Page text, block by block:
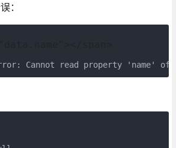
：
Cannot read property 'name'